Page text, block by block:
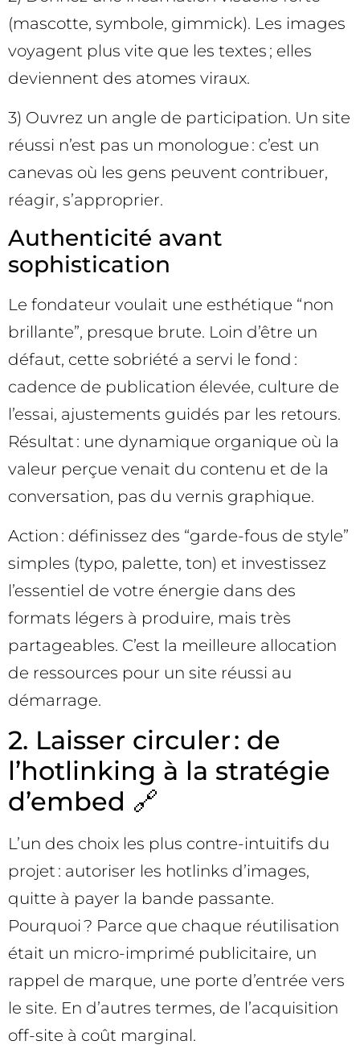
(mascotte, symbole, gimmick). Les images
voyagent plus vite que les textes ; elles
deviennent des atomes viraux.
3) Ouvrez un angle de participation. Un site
réussi n’est pas un monologue : c’est un
canevas où les gens peuvent contribuer,
réagir, s’approprier.
Authenticité avant
sophistication
Le fondateur voulait une esthétique “non
brillante”, presque brute. Loin d’être un
défaut, cette sobriété a servi le fond :
cadence de publication élevée, culture de
l’essai, ajustements guidés par les retours.
Résultat : une dynamique organique où la
valeur perçue venait du contenu et de la
conversation, pas du vernis graphique.
Action : définissez des “garde-fous de style”
simples (typo, palette, ton) et investissez
l’essentiel de votre énergie dans des
formats légers à produire, mais très
partageables. C’est la meilleure allocation
de ressources pour un site réussi au
démarrage.
2. Laisser circuler : de
l’hotlinking à la stratégie
d’embed 🔗
L’un des choix les plus contre-intuitifs du
projet : autoriser les hotlinks d’images,
quitte à payer la bande passante.
Pourquoi ? Parce que chaque réutilisation
était un micro-imprimé publicitaire, un
rappel de marque, une porte d’entrée vers
le site. En d’autres termes, de l’acquisition
off-site à coût marginal.